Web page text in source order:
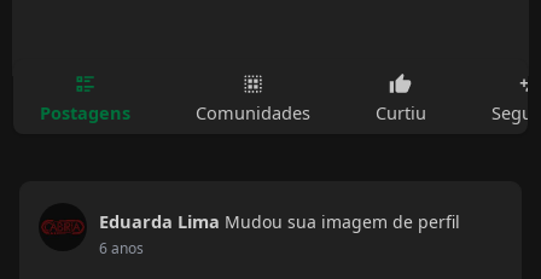
Postagens Comunidades Curtiu
Eduarda Lima Mudou sua imagem de perfil
6 anos